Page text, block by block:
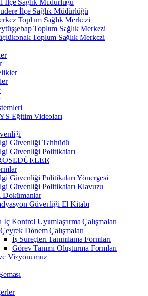
İlçe Sağlık Müdürlüğü
İlçe Sağlık Müdürlüğü
Toplum Sağlık Merkezi
Toplum Sağlık Merkezi
Toplum Sağlık Merkezi
Eğitim Videoları
Güvenliği Tahhüdü
Güvenliği Politikaları
Güvenliği Politikaları Yönergesi
Güvenliği Politikaları Klavuzu
Dokümanlar
Güvenliği El Kitabı
İç Kontrol Uyumlaştırma Çalışmaları
Dönem Çalışmaları
İş Süreçleri Tanımlama Formları
Görev Tanımı Oluşturma Formları
Vizyonumuz